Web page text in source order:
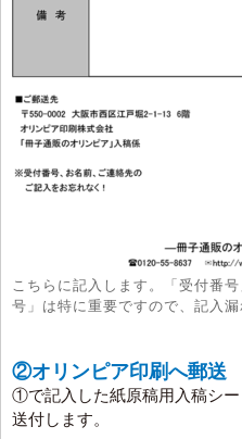
こちらに記入します。「受付番
号」は特に重要ですので、記入
②オリンピア印刷へ郵送
①で記入した紙原稿用入稿シ
送付します。